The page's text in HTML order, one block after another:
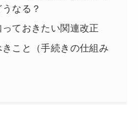
なる？
ておきたい関連改正
こと（手続きの仕組み